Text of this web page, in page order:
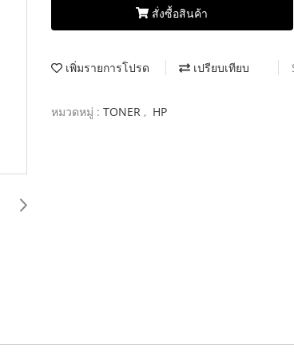
สั่งซื้อสินค้า
เพิ่มรายการโปรด เปรียบเทียบ
หมวดหมู่ : TONER , HP